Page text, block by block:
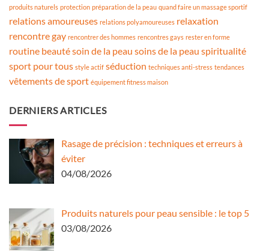
produits naturels protection préparation de la peau quand faire un massage sportif
relations amoureuses relations polyamoureuses relaxation
rencontre gay rencontrer des hommes rencontres gays rester en forme
routine beautésoin de la peau soins de la peau spiritualité
sport pour tous style actif séduction techniques anti-stress tendances
vêtements de sport équipement fitness maison
DERNIERS ARTICLES
Rasage de précision : techniques et erreurs à
éviter
04/08/2026
Produits naturels pour peau sensible : le top 5
03/08/2026